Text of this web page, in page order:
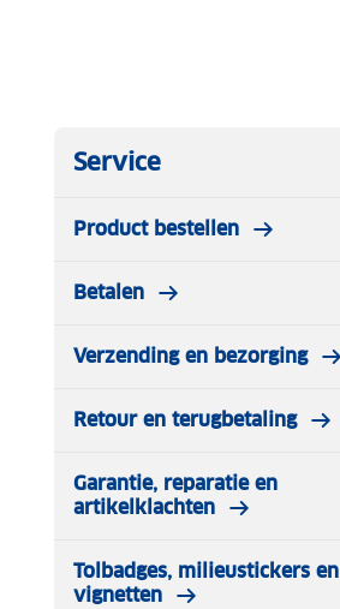
Service
Product bestellen
Betalen
Verzending en bezorging
Retour en terugbetaling
Garantie, reparatie en
artikelklachten
Tolbadges, milieustickers en
vignetten